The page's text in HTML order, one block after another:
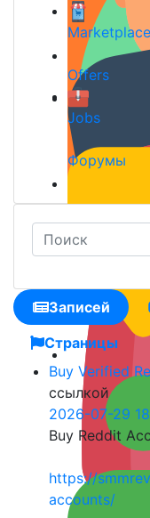
Marketplace
Offers
Jobs
Форумы
Записей
Страницы
Buy Verified
ссылкой
2026-07-29
Buy Reddit
https://
accounts/